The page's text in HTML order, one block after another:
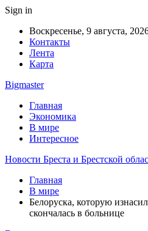
Sign in
Воскресенье, 9 августа,
Контакты
Лента
Карта
Bigmaster
Главная
Экономика
В мире
Интересное
Новости Бреста и Брестской
Главная
В мире
Белоруска, которую
скончалась в больнице